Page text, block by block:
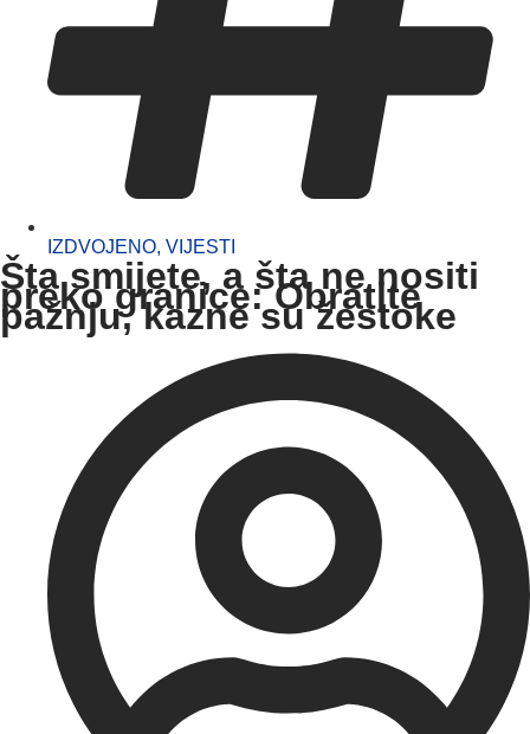
IZDVOJENO, VIJESTI
Šta smijete, a šta ne nositi
preko granice: Obratite
pažnju, kazne su žestoke